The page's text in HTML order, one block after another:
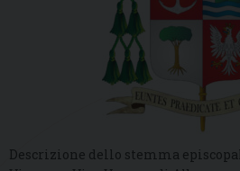
Descrizione dello stemma